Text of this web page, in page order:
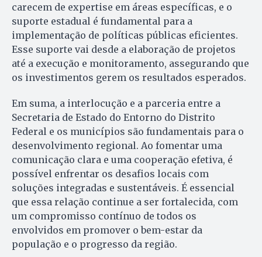
carecem de expertise em áreas específicas, e o
suporte estadual é fundamental para a
implementação de políticas públicas eficientes.
Esse suporte vai desde a elaboração de projetos
até a execução e monitoramento, assegurando que
os investimentos gerem os resultados esperados.
Em suma, a interlocução e a parceria entre a
Secretaria de Estado do Entorno do Distrito
Federal e os municípios são fundamentais para o
desenvolvimento regional. Ao fomentar uma
comunicação clara e uma cooperação efetiva, é
possível enfrentar os desafios locais com
soluções integradas e sustentáveis. É essencial
que essa relação continue a ser fortalecida, com
um compromisso contínuo de todos os
envolvidos em promover o bem-estar da
população e o progresso da região.